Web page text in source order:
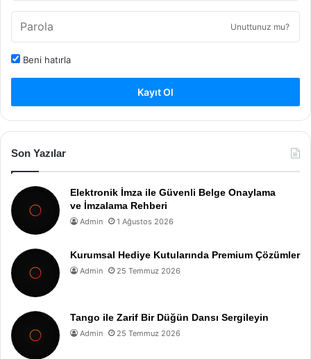
Unuttunuz mu?
Beni hatırla
Kayıt Ol
Son Yazılar
Elektronik İmza ile Güvenli Belge Onaylama
ve İmzalama Rehberi
Admin 1 Ağustos 2026
Kurumsal Hediye Kutularında Premium Çözümler
Admin 25 Temmuz 2026
Tango ile Zarif Bir Düğün Dansı Sergileyin
Admin 25 Temmuz 2026